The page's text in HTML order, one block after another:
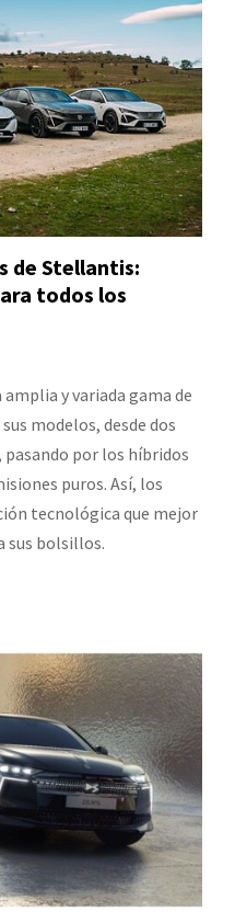
de Stellantis:
todos los
y variada gama de
modelos, desde dos
por los híbridos
puros. Así, los
tecnológica que mejor
sus bolsillos.